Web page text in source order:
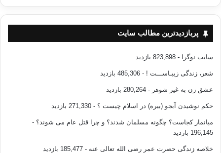
ستمگران اشاره مي‌كند و تهي‌دستان را به قيام عليه زرپرستان
مي‌خواند . در نظر او اين آية شريفه : «يا ايها الناس انا خلقناكم من
ذكر و انثي و جعلناكم شعوباً و قبائل لتعارفوا ان اكرمكم عندالله ،
اتقيكم» حجرات/13 واقعيت و حقيقت شمرده مي‌شود و هيچ
انساني را بر انسان ديگري برتري نمي‌دهد مگر به تقوا .
اقبال در اكثر اشعارش مخصوصاً قصيده‌هاي خواجه و مزدور ،
لنين و قيصر ، نامه كارگر به كارفرما ، ستمگران و زرپرستان را
مسئول تمامي آلام و مصيبت‌هاي محرومين مي‌داند .
پربازدیدترین مطالب سایت
سایت نوگرا - 823,898 بازدید
شعر، زندگی زیبـاســـت ! - 485,306 بازدید
عشق زن به غیر شوهر - 280,264 بازدید
حکم نوشیدن آبجو (بیره) در اسلام چیست ؟ - 271,330 بازدید
میانمار کجاست؟ چگونه مسلمان شدند؟ و چرا قتل عام می شوند؟ -
196,145 بازدید
خلاصه زندگی حضرت عمر رضی الله تعالی عنه - 185,477 بازدید